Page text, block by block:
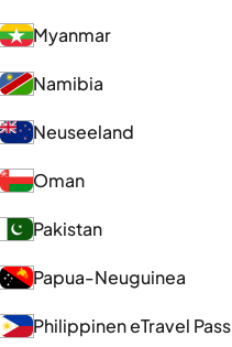
Myanmar
Namibia
Neuseeland
Oman
Pakistan
Papua-Neuguinea
Philippinen eTravel Pass